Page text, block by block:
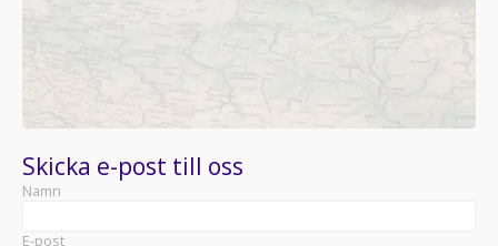
Skicka e-post till oss
Namn
E-post